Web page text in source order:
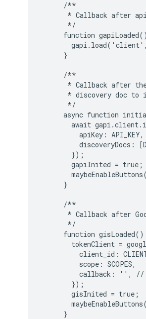
      /**
* Callback after
       */
function
      }
      /**
* Callback after
* discovery doc to
       */
async function
await
          apiKey: API_KEY,
discoveryDocs:
        });
        gapiInited = true;
      }
      /**
* Callback after
       */
function gisLoaded()
tokenClient =
client_id:
          scope: SCOPES,
callback: '', //
        });
        gisInited = true;
      }